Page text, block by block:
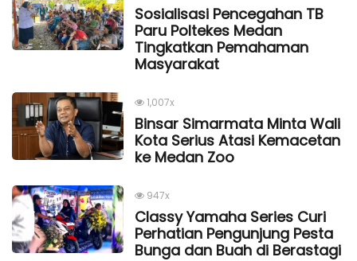
Sosialisasi Pencegahan TB
Paru Poltekes Medan
Tingkatkan Pemahaman
Masyarakat
1,007x
Binsar Simarmata Minta Wali
Kota Serius Atasi Kemacetan
ke Medan Zoo
947x
Classy Yamaha Series Curi
Perhatian Pengunjung Pesta
Bunga dan Buah di Berastagi